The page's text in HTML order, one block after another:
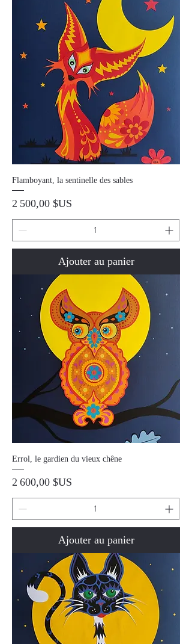
Flamboyant, la sentinelle des sables
Prix
2 500,00 $US
Ajouter au panier
Errol, le gardien du vieux chêne
Prix
2 600,00 $US
Ajouter au panier